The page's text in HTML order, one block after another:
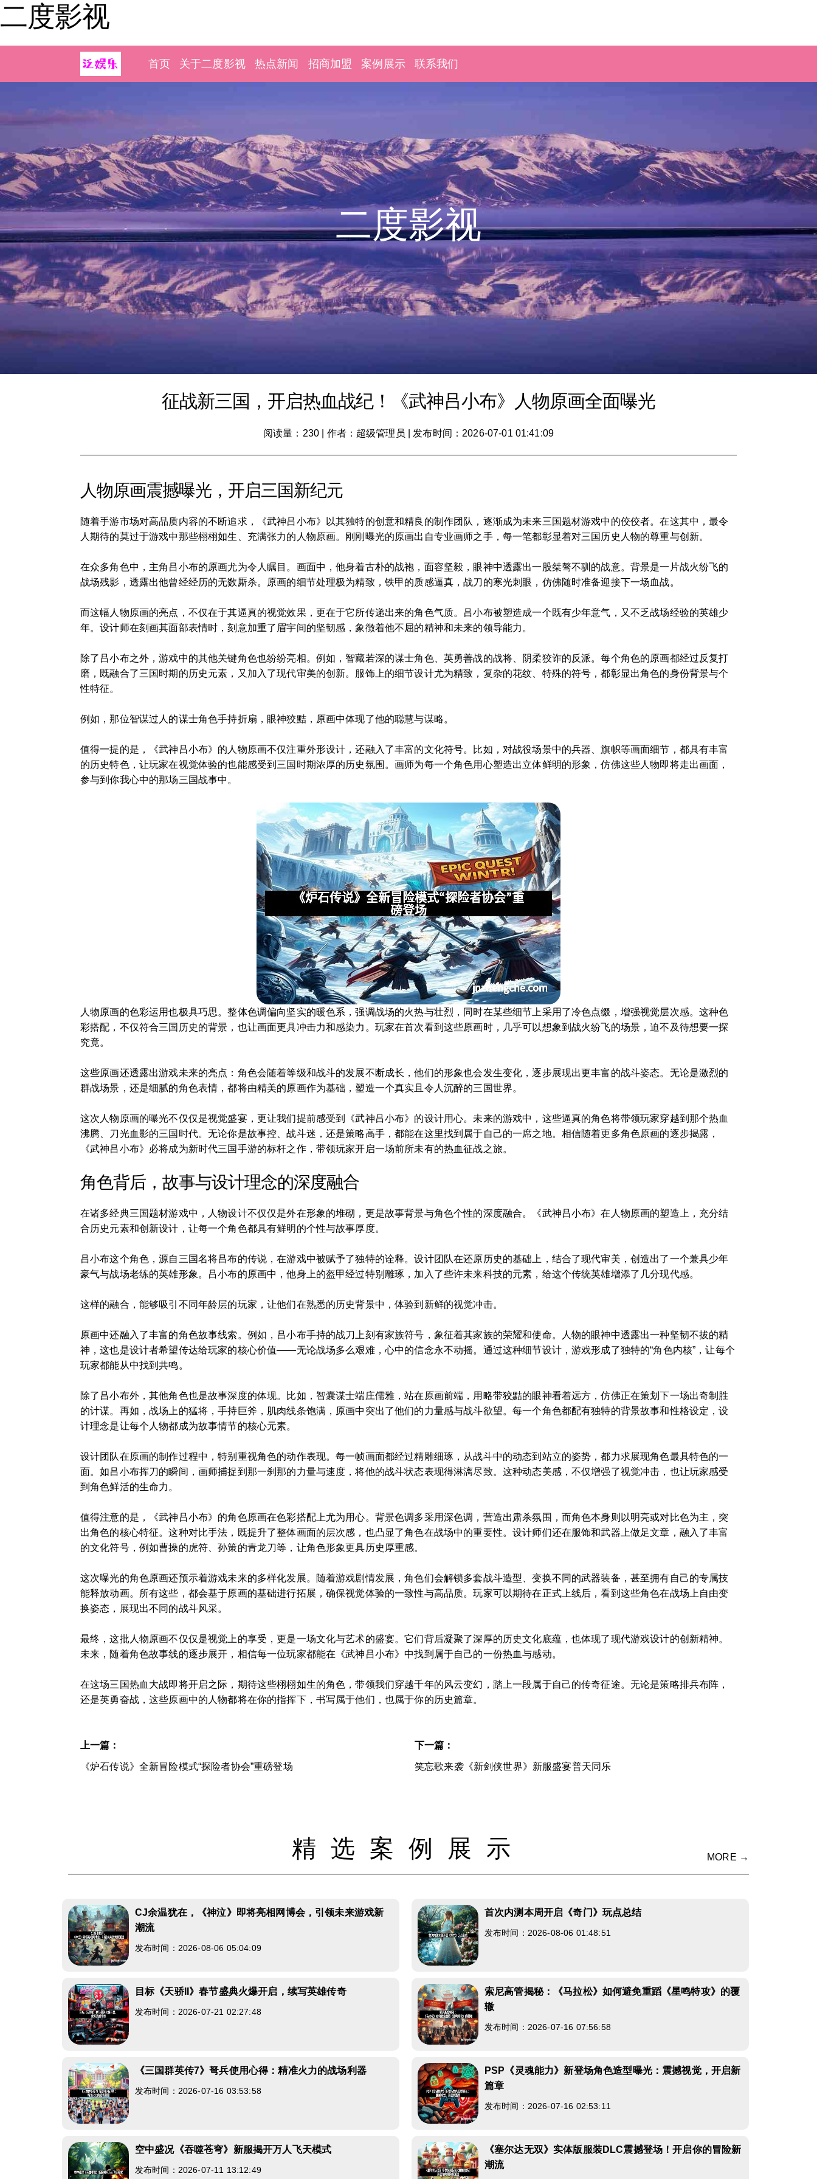
二度影视
首页 关于二度影视 热点新闻 招商加盟 案例展示 联系我们
二度影视
征战新三国，开启热血战纪！《武神吕小布》人物原画全面曝光
阅读量：230 作者：超级管理员 发布时间：2026-07-01 01:41:09
人物原画震撼曝光，开启三国新纪元
随着手游市场对高品质内容的不断追求，《武神吕小布》以其独特的创意和精良的制作团队，逐渐成为未来三国题材游戏中的佼佼者。在这其中，最令
人期待的莫过于游戏中那些栩栩如生、充满张力的人物原画。刚刚曝光的原画出自专业画师之手，每一笔都彰显着对三国历史人物的尊重与创新。
在众多角色中，主角吕小布的原画尤为令人瞩目。画面中，他身着古朴的战袍，面容坚毅，眼神中透露出一股桀骜不驯的战意。背景是一片战火纷飞的
战场残影，透露出他曾经经历的无数厮杀。原画的细节处理极为精致，铁甲的质感逼真，战刀的寒光刺眼，仿佛随时准备迎接下一场血战。
而这幅人物原画的亮点，不仅在于其逼真的视觉效果，更在于它所传递出来的角色气质。吕小布被塑造成一个既有少年意气，又不乏战场经验的英雄少
年。设计师在刻画其面部表情时，刻意加重了眉宇间的坚韧感，象徴着他不屈的精神和未来的领导能力。
除了吕小布之外，游戏中的其他关键角色也纷纷亮相。例如，智藏若深的谋士角色、英勇善战的战将、阴柔狡诈的反派。每个角色的原画都经过反复打
磨，既融合了三国时期的历史元素，又加入了现代审美的创新。服饰上的细节设计尤为精致，复杂的花纹、特殊的符号，都彰显出角色的身份背景与个
性特征。
例如，那位智谋过人的谋士角色手持折扇，眼神狡黠，原画中体现了他的聪慧与谋略。
值得一提的是，《武神吕小布》的人物原画不仅注重外形设计，还融入了丰富的文化符号。比如，对战役场景中的兵器、旗帜等画面细节，都具有丰富
的历史特色，让玩家在视觉体验的也能感受到三国时期浓厚的历史氛围。画师为每一个角色用心塑造出立体鲜明的形象，仿佛这些人物即将走出画面，
参与到你我心中的那场三国战事中。
人物原画的色彩运用也极具巧思。整体色调偏向坚实的暖色系，强调战场的火热与壮烈，同时在某些细节上采用了冷色点缀，增强视觉层次感。这种色
彩搭配，不仅符合三国历史的背景，也让画面更具冲击力和感染力。玩家在首次看到这些原画时，几乎可以想象到战火纷飞的场景，迫不及待想要一探
究竟。
这些原画还透露出游戏未来的亮点：角色会随着等级和战斗的发展不断成长，他们的形象也会发生变化，逐步展现出更丰富的战斗姿态。无论是激烈的
群战场景，还是细腻的角色表情，都将由精美的原画作为基础，塑造一个真实且令人沉醉的三国世界。
这次人物原画的曝光不仅仅是视觉盛宴，更让我们提前感受到《武神吕小布》的设计用心。未来的游戏中，这些逼真的角色将带领玩家穿越到那个热血
沸腾、刀光血影的三国时代。无论你是故事控、战斗迷，还是策略高手，都能在这里找到属于自己的一席之地。相信随着更多角色原画的逐步揭露，
《武神吕小布》必将成为新时代三国手游的标杆之作，带领玩家开启一场前所未有的热血征战之旅。
角色背后，故事与设计理念的深度融合
在诸多经典三国题材游戏中，人物设计不仅仅是外在形象的堆砌，更是故事背景与角色个性的深度融合。《武神吕小布》在人物原画的塑造上，充分结
合历史元素和创新设计，让每一个角色都具有鲜明的个性与故事厚度。
吕小布这个角色，源自三国名将吕布的传说，在游戏中被赋予了独特的诠释。设计团队在还原历史的基础上，结合了现代审美，创造出了一个兼具少年
豪气与战场老练的英雄形象。吕小布的原画中，他身上的盔甲经过特别雕琢，加入了些许未来科技的元素，给这个传统英雄增添了几分现代感。
这样的融合，能够吸引不同年龄层的玩家，让他们在熟悉的历史背景中，体验到新鲜的视觉冲击。
原画中还融入了丰富的角色故事线索。例如，吕小布手持的战刀上刻有家族符号，象征着其家族的荣耀和使命。人物的眼神中透露出一种坚韧不拔的精
神，这也是设计者希望传达给玩家的核心价值——无论战场多么艰难，心中的信念永不动摇。通过这种细节设计，游戏形成了独特的“角色内核”，让每个
玩家都能从中找到共鸣。
除了吕小布外，其他角色也是故事深度的体现。比如，智囊谋士端庄儒雅，站在原画前端，用略带狡黠的眼神看着远方，仿佛正在策划下一场出奇制胜
的计谋。再如，战场上的猛将，手持巨斧，肌肉线条饱满，原画中突出了他们的力量感与战斗欲望。每一个角色都配有独特的背景故事和性格设定，设
计理念是让每个人物都成为故事情节的核心元素。
设计团队在原画的制作过程中，特别重视角色的动作表现。每一帧画面都经过精雕细琢，从战斗中的动态到站立的姿势，都力求展现角色最具特色的一
面。如吕小布挥刀的瞬间，画师捕捉到那一刹那的力量与速度，将他的战斗状态表现得淋漓尽致。这种动态美感，不仅增强了视觉冲击，也让玩家感受
到角色鲜活的生命力。
值得注意的是，《武神吕小布》的角色原画在色彩搭配上尤为用心。背景色调多采用深色调，营造出肃杀氛围，而角色本身则以明亮或对比色为主，突
出角色的核心特征。这种对比手法，既提升了整体画面的层次感，也凸显了角色在战场中的重要性。设计师们还在服饰和武器上做足文章，融入了丰富
的文化符号，例如曹操的虎符、孙策的青龙刀等，让角色形象更具历史厚重感。
这次曝光的角色原画还预示着游戏未来的多样化发展。随着游戏剧情发展，角色们会解锁多套战斗造型、变换不同的武器装备，甚至拥有自己的专属技
能释放动画。所有这些，都会基于原画的基础进行拓展，确保视觉体验的一致性与高品质。玩家可以期待在正式上线后，看到这些角色在战场上自由变
换姿态，展现出不同的战斗风采。
最终，这批人物原画不仅仅是视觉上的享受，更是一场文化与艺术的盛宴。它们背后凝聚了深厚的历史文化底蕴，也体现了现代游戏设计的创新精神。
未来，随着角色故事线的逐步展开，相信每一位玩家都能在《武神吕小布》中找到属于自己的一份热血与感动。
在这场三国热血大战即将开启之际，期待这些栩栩如生的角色，带领我们穿越千年的风云变幻，踏上一段属于自己的传奇征途。无论是策略排兵布阵，
还是英勇奋战，这些原画中的人物都将在你的指挥下，书写属于他们，也属于你的历史篇章。
上一篇：
《炉石传说》全新冒险模式“探险者协会”重磅登场
下一篇：
笑忘歌来袭《新剑侠世界》新服盛宴普天同乐
精选案例展示 MORE →
CJ余温犹在，《神泣》即将亮相网博会，引领未来游戏新
潮流
发布时间：2026-08-06 05:04:09
首次内测本周开启《奇门》玩点总结
发布时间：2026-08-06 01:48:51
目标《天骄II》春节盛典火爆开启，续写英雄传奇
发布时间：2026-07-21 02:27:48
索尼高管揭秘：《马拉松》如何避免重蹈《星鸣特攻》的覆
辙
发布时间：2026-07-16 07:56:58
《三国群英传7》弩兵使用心得：精准火力的战场利器
发布时间：2026-07-16 03:53:58
PSP《灵魂能力》新登场角色造型曝光：震撼视觉，开启新
篇章
发布时间：2026-07-16 02:53:11
空中盛况《吞噬苍穹》新服揭开万人飞天模式
发布时间：2026-07-11 13:12:49
《塞尔达无双》实体版服装DLC震撼登场！开启你的冒险新
潮流